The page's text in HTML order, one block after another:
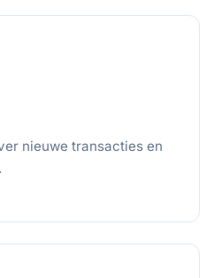
nieuwe transacties en